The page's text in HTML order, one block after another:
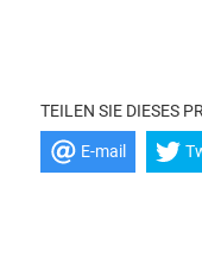
TEILEN SIE DIESES
E-mail